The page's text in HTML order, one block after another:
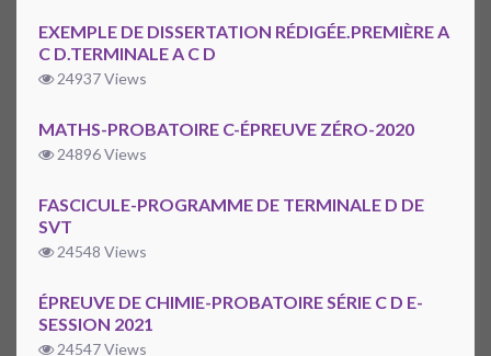
EXEMPLE DE DISSERTATION RÉDIGÉE.PREMIÈRE A
C D.TERMINALE A C D
24937 Views
MATHS-PROBATOIRE C-ÉPREUVE ZÉRO-2020
24896 Views
FASCICULE-PROGRAMME DE TERMINALE D DE
SVT
24548 Views
ÉPREUVE DE CHIMIE-PROBATOIRE SÉRIE C D E-
SESSION 2021
24547 Views